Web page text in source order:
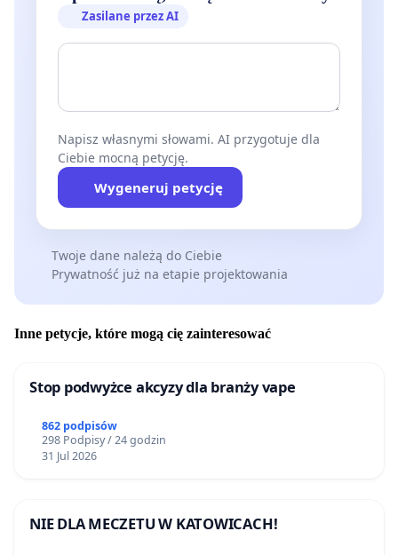
Zasilane przez AI
Napisz własnymi słowami. AI przygotuje dla
Ciebie mocną petycję.
Wygeneruj petycję
Twoje dane należą do Ciebie
Prywatność już na etapie projektowania
Inne petycje, które mogą cię zainteresować
Stop podwyżce akcyzy dla branży vape
862 podpisów
298 Podpisy / 24 godzin
31 Jul 2026
NIE DLA MECZETU W KATOWICACH!